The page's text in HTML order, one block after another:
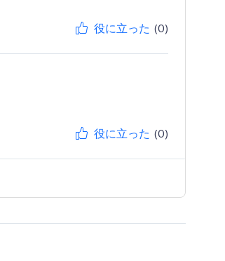
役に立った (0)
役に立った (0)